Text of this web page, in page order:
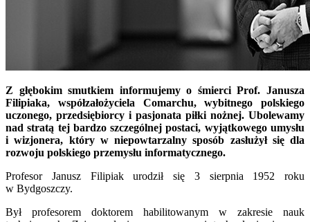
Z głębokim smutkiem informujemy o śmierci Prof. Janusza
Filipiaka, współzałożyciela Comarchu, wybitnego polskiego
uczonego, przedsiębiorcy i pasjonata piłki nożnej. Ubolewamy
nad stratą tej bardzo szczególnej postaci, wyjątkowego umysłu
i wizjonera, który w niepowtarzalny sposób zasłużył się dla
rozwoju polskiego przemysłu informatycznego.
Profesor Janusz Filipiak urodził się 3 sierpnia 1952 roku
w Bydgoszczy.
Był profesorem doktorem habilitowanym w zakresie nauk